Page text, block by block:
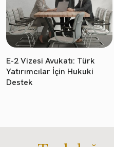
E-2 Vizesi Avukatı: Türk
Yatırımcılar İçin Hukuki
Destek